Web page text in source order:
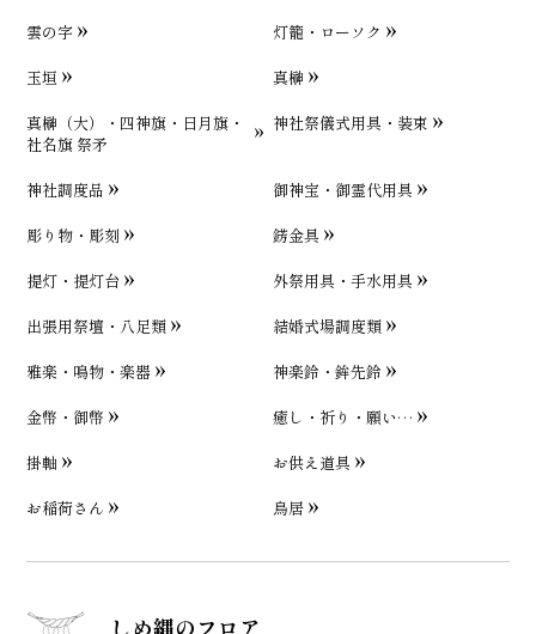
雲の字
灯籠・ローソク
玉垣
真榊
真榊（大）・四神旗・日月旗・
社名旗 祭矛
神社祭儀式用具・装束
神社調度品
御神宝・御霊代用具
彫り物・彫刻
錺金具
提灯・提灯台
外祭用具・手水用具
出張用祭壇・八足類
結婚式場調度類
雅楽・鳴物・楽器
神楽鈴・鉾先鈴
金幣・御幣
癒し・祈り・願い…
掛軸
お供え道具
お稲荷さん
鳥居
しめ縄のフロア